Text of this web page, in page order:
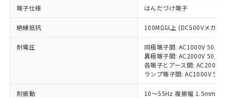
端子仕様 はんだづけ端子
絶縁抵抗 100MΩ以上 (DC500Vメガ)
耐電圧
同極端子間: AC1000V 50/
異極端子間: AC2000V 50/
各端子とアース間:
ランプ端子間: AC1000V
耐振動 10～55Hz 複振幅 1.5mm (
以下の条件をお読みいただき、同意のうえ
対応済み：EU RoHS指令（10物質）の
非含有に対応した製品が提供可能な商品で
対応予定：EU RoHS指令（10物質）の非含
有に対応した製品に切り替える予定のある
対応予定なし：EU RoHS指令（10物質）の